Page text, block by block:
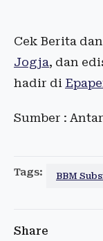
Cek Berita
Jogja, dan
hadir di
Sumber :
Tags: BBM
Share